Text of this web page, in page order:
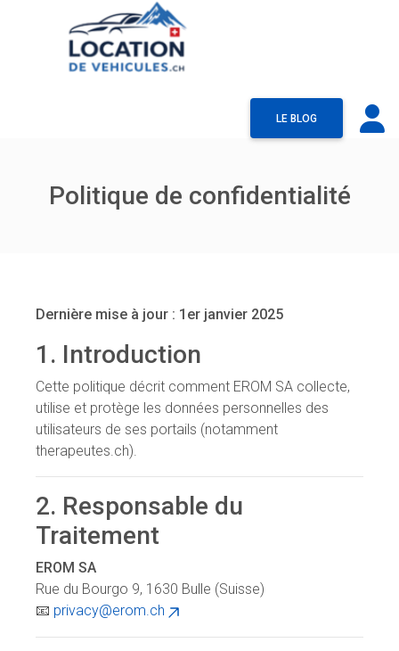
LE BLOG
Politique de confidentialité
Dernière mise à jour : 1er janvier 2025
1. Introduction
Cette politique décrit comment EROM SA collecte,
utilise et protège les données personnelles des
utilisateurs de ses portails (notamment
therapeutes.ch).
2. Responsable du
Traitement
EROM SA
Rue du Bourgo 9, 1630 Bulle (Suisse)
📧 privacy@erom.ch